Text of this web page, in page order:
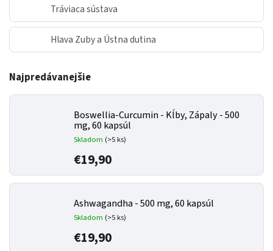
Tráviaca sústava
Hlava Zuby a Ústna dutina
Najpredávanejšie
Boswellia-Curcumin - Kĺby, Zápaly - 500
mg, 60 kapsúl
Skladom (>5 ks)
€19,90
Ashwagandha - 500 mg, 60 kapsúl
Skladom (>5 ks)
€19,90